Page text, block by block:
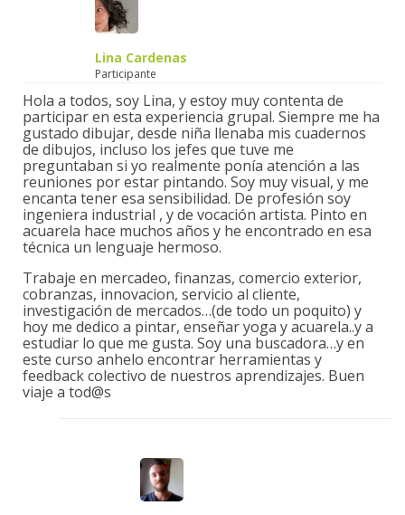
Lina Cardenas
Participante
Hola a todos, soy Lina, y estoy muy contenta de
participar en esta experiencia grupal. Siempre me ha
gustado dibujar, desde niña llenaba mis cuadernos
de dibujos, incluso los jefes que tuve me
preguntaban si yo realmente ponía atención a las
reuniones por estar pintando. Soy muy visual, y me
encanta tener esa sensibilidad. De profesión soy
ingeniera industrial , y de vocación artista. Pinto en
acuarela hace muchos años y he encontrado en esa
técnica un lenguaje hermoso.
Trabaje en mercadeo, finanzas, comercio exterior,
cobranzas, innovacion, servicio al cliente,
investigación de mercados…(de todo un poquito) y
hoy me dedico a pintar, enseñar yoga y acuarela..y a
estudiar lo que me gusta. Soy una buscadora…y en
este curso anhelo encontrar herramientas y
feedback colectivo de nuestros aprendizajes. Buen
viaje a tod@s